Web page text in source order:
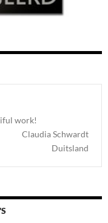
work!
Claudia Schwardt
Duitsland